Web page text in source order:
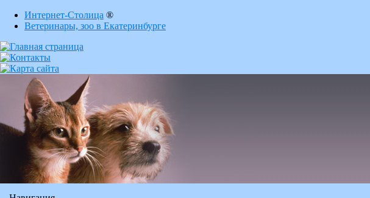
Интернет-Столица ®
Ветеринары, зоо в Екатеринбурге